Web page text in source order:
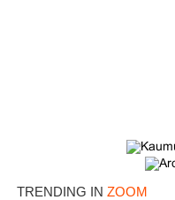
TRENDING IN ZOOM